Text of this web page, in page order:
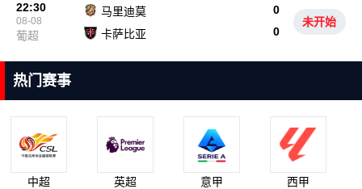
22:30
08-08
葡超
马里迪莫
0
0
卡萨比亚
未开始
热门赛事
中超 英超 意甲 西甲